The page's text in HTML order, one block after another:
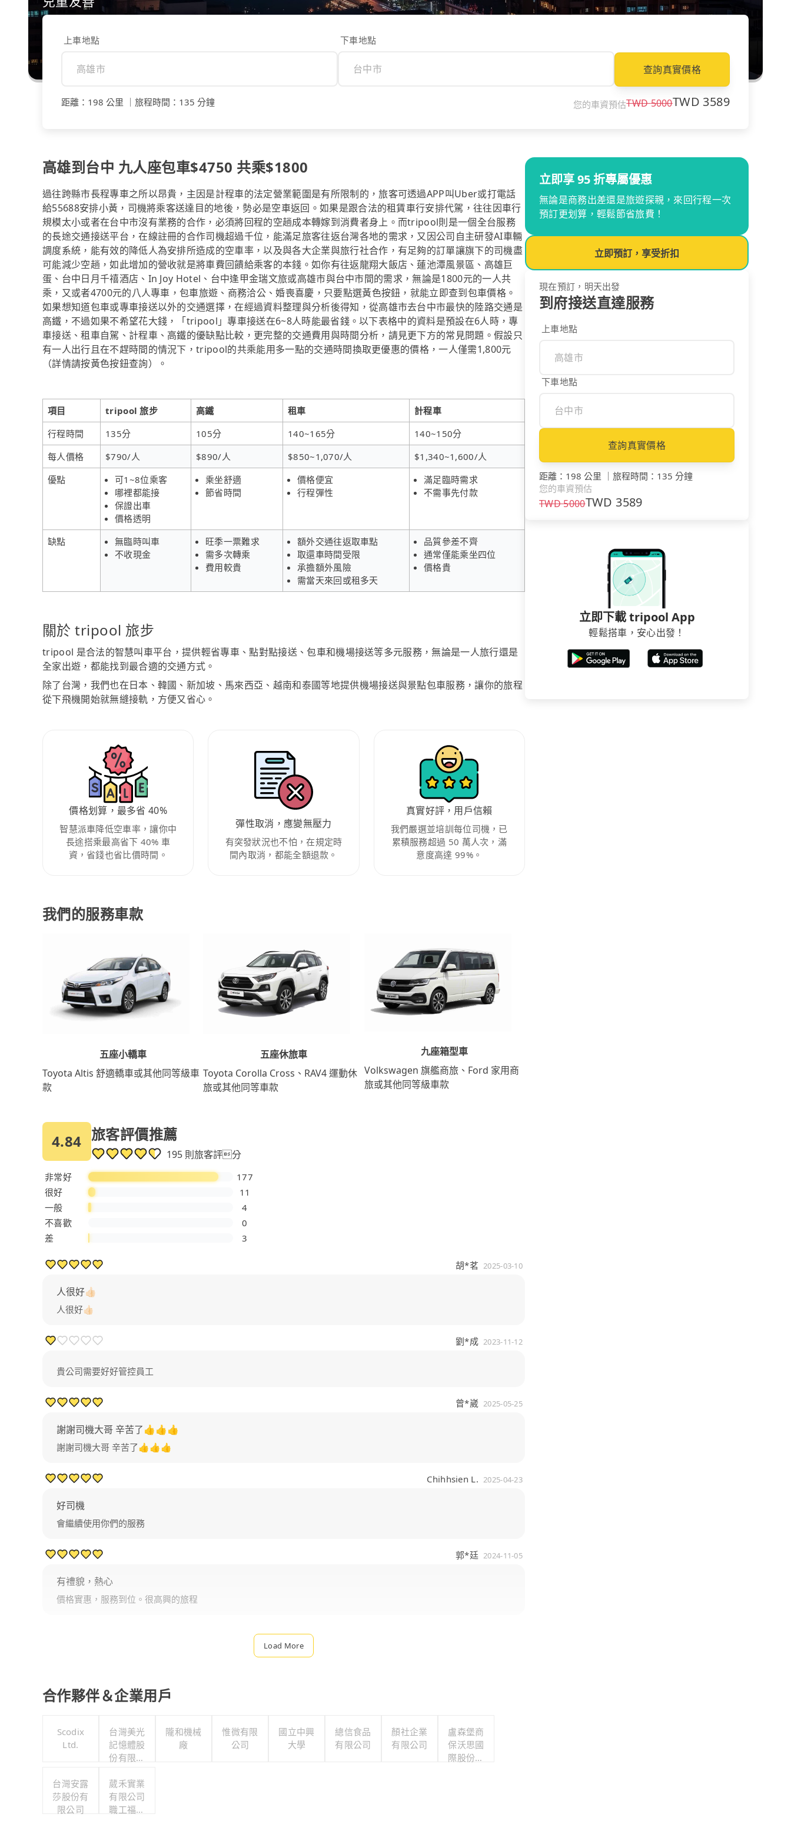
上車地點 下車地點
查詢真實價格
距離 ： 198 公里 旅程時間 ： 135 分鐘 您的車資預估TWD5000TWD 3589
高雄到台中 九人座包車$4750 共乘$1800
過往跨縣市長程專車之所以昂貴，主因是計程車的法定營業範圍是有所限制的，旅客可透過APP叫Uber或打電話
給55688安排小黃，司機將乘客送達目的地後，勢必是空車返回。如果是跟合法的租賃車行安排代駕，往往因車行
規模太小或者在台中市沒有業務的合作，必須將回程的空趟成本轉嫁到消費者身上。而tripool則是一個全台服務
的長途交通接送平台，在線註冊的合作司機超過千位，能滿足旅客往返台灣各地的需求，又因公司自主研發AI車輛
調度系統，能有效的降低人為安排所造成的空車率，以及與各大企業與旅行社合作，有足夠的訂單讓旗下的司機盡
可能減少空趟，如此增加的營收就是將車費回饋給乘客的本錢。如你有往返龍翔大飯店、蓮池潭風景區、高雄巨
蛋、台中日月千禧酒店、In Joy Hotel、台中逢甲金瑞文旅或高雄市與台中市間的需求，無論是1800元的一人共
乘，又或者4700元的八人專車，包車旅遊、商務洽公、婚喪喜慶，只要點選黃色按鈕，就能立即查到包車價格。
如果想知道包車或專車接送以外的交通選擇，在經過資料整理與分析後得知，從高雄市去台中市最快的陸路交通是
高鐵，不過如果不希望花大錢，「tripool」專車接送在6~8人時能最省錢。以下表格中的資料是預設在6人時，專
車接送、租車自駕、計程車、高鐵的優缺點比較，更完整的交通費用與時間分析，請見更下方的常見問題。假設只
有一人出行且在不趕時間的情況下，tripool的共乘能用多一點的交通時間換取更優惠的價格，一人僅需1,800元
（詳情請按黃色按鈕查詢）。
項目 tripool 旅步 高鐵 租車
計程車
行程時間
135分 105分 140~165分
140~150分
每人價格
$790/人 $890/人 $850~1,070/人
$1,340~1,600/人
優點
可1~8位乘客
哪裡都能接
保證出車
價格透明
乘坐舒適
節省時間
價格便宜
行程彈性
滿足臨時需求
不需事先付款
缺點
無臨時叫車
不收現金
旺季一票難求
需多次轉乘
費用較貴
額外交通往返取車點
取還車時間受限
承擔額外風險
需當天來回或租多天
品質參差不齊
通常僅能乘坐四位
價格貴
關於 tripool 旅步
tripool 是合法的智慧叫車平台，提供輕省專車、點對點接送、包車和機場接送等多元服務，無論是一人旅行還是
全家出遊，都能找到最合適的交通方式。
除了台灣，我們也在日本、韓國、新加坡、馬來西亞、越南和泰國等地提供機場接送與景點包車服務，讓你的旅程
從下飛機開始就無縫接軌，方便又省心。
價格划算，最多省 40%
智慧派車降低空車率，讓你中
長途搭乘最高省下 40% 車
資，省錢也省比價時間。
彈性取消，應變無壓力
有突發狀況也不怕，在規定時
間內取消，都能全額退款。
真實好評，用戶信賴
我們嚴選並培訓每位司機，已
累積服務超過 50 萬人次，滿
意度高達 99%。
我們的服務車款
五座小轎車
Toyota Altis 舒適轎車或其他同等級車
款
五座休旅車
Toyota Corolla Cross、RAV4 運動休
旅或其他同等車款
九座箱型車
Volkswagen 旗艦商旅、Ford 家用商
旅或其他同等級車款
4.84 旅客評價推薦
195 則旅客評分
非常好
177
很好
11
一般
4
不喜歡
0
差
3
胡*茗 2025-03-10
人很好👍🏻
人很好👍🏻
劉*成 2023-11-12
貴公司需要好好管控員工
曾*崴 2025-05-25
謝謝司機大哥 辛苦了👍👍👍
謝謝司機大哥 辛苦了👍👍👍
Chihhsien L. 2025-04-23
好司機
會繼續使用你們的服務
郭*廷 2024-11-05
有禮貌，熱心
價格實惠，服務到位。很高興的旅程
Load More
合作夥伴＆企業用戶
Scodix
Ltd.
台灣美光
記憶體股
份有限公
隴和機械
廠
惟微有限
公司
國立中興
大學
總信食品
有限公司
顏社企業
有限公司
盧森堡商
保沃思國
際股份有
台灣安露
莎股份有
限公司
葳禾實業
有限公司
職工福利
立即享 95 折專屬優惠
無論是商務出差還是旅遊探親，來回行程一次
預訂更划算，輕鬆節省旅費！
立即預訂，享受折扣
現在預訂，明天出發
到府接送直達服務
上車地點
下車地點
查詢真實價格
距離 ： 198 公里 ｜ 旅程時間 ： 135 分鐘
您的車資預估
TWD5000TWD 3589
立即下載 tripool App
輕鬆搭車，安心出發！